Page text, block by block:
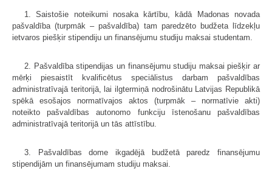
1. Saistošie noteikumi nosaka kārtību, kādā Madonas novada
pašvaldība (turpmāk – pašvaldība) tam paredzēto budžeta līdzekļu
ietvaros piešķir stipendiju un finansējumu studiju maksai studentam.
2. Pašvaldība stipendijas un finansējumu studiju maksai piešķir ar
mērķi piesaistīt kvalificētus speciālistus darbam pašvaldības
administratīvajā teritorijā, lai ilgtermiņā nodrošinātu Latvijas Republikā
spēkā esošajos normatīvajos aktos (turpmāk – normatīvie akti)
noteikto pašvaldības autonomo funkciju īstenošanu pašvaldības
administratīvajā teritorijā un tās attīstību.
3. Pašvaldības dome ikgadējā budžetā paredz finansējumu
stipendijām un finansējumam studiju maksai.